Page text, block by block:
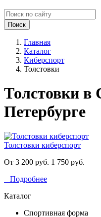
Поиск
Главная
Каталог
Киберспорт
Толстовки
Толстовки в
Петербурге
Толстовки киберспорт
От 3 200 руб. 1 750 руб.
Подробнее
Каталог
Спортивная форма